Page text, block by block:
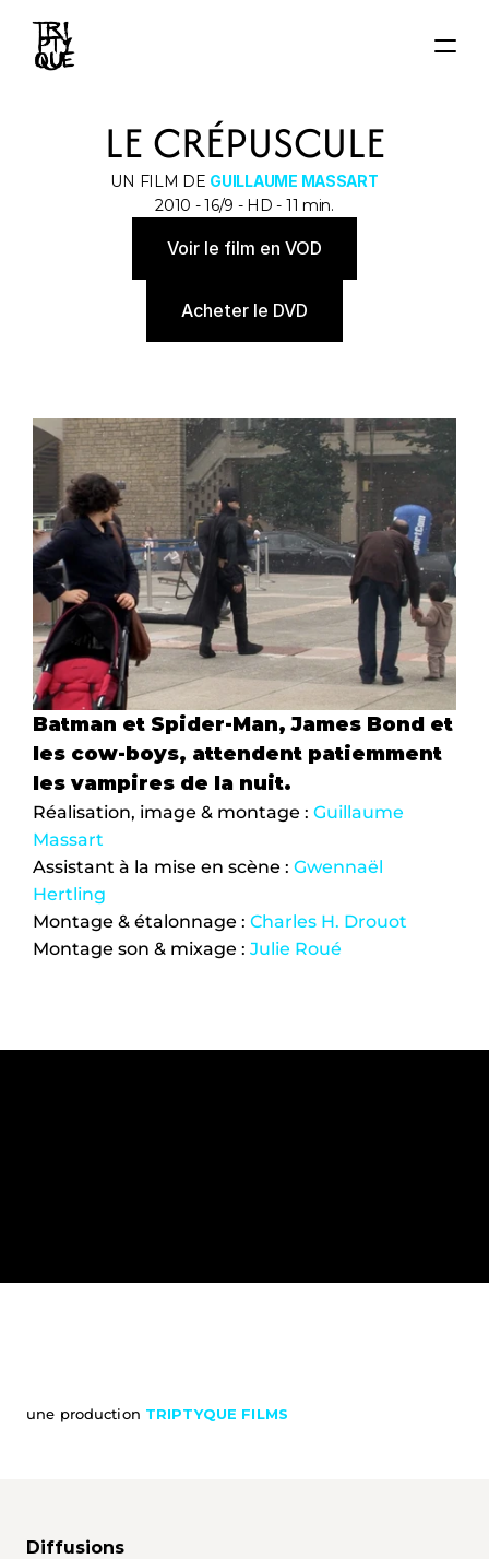
AUTEUR·ICE·S
LE CRÉPUSCULE
UN FILM DE GUILLAUME MASSART
2010 - 16/9 - HD - 11 min.
Voir le film en VOD
Acheter le DVD
Batman et Spider-Man, James Bond et
les cow-boys, attendent patiemment
les vampires de la nuit.
Réalisation, image & montage : Guillaume
Massart
Assistant à la mise en scène : Gwennaël
Hertling
Montage & étalonnage : Charles H. Drouot
Montage son & mixage : Julie Roué
une production TRIPTYQUE FILMS
Diffusions